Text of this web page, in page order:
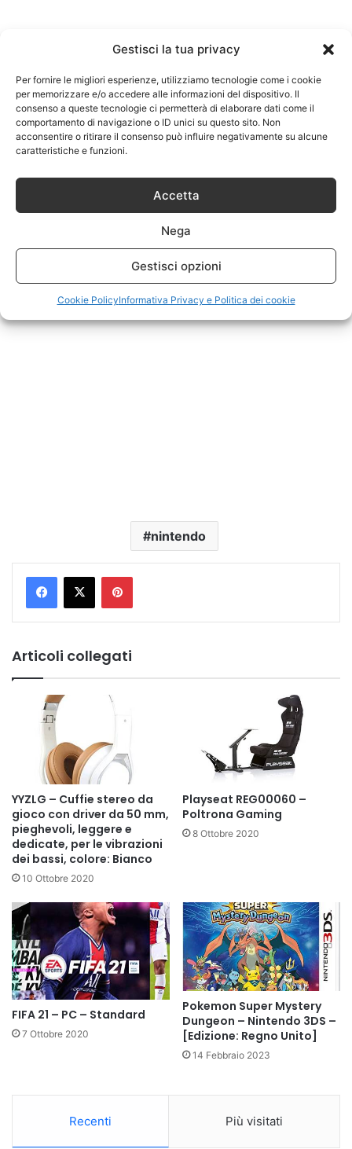
Gestisci la tua privacy
Per fornire le migliori esperienze, utilizziamo tecnologie come i cookie
per memorizzare e/o accedere alle informazioni del dispositivo. Il
consenso a queste tecnologie ci permetterà di elaborare dati come il
comportamento di navigazione o ID unici su questo sito. Non
acconsentire o ritirare il consenso può influire negativamente su alcune
caratteristiche e funzioni.
Accetta
Nega
Gestisci opzioni
Cookie PolicyInformativa Privacy e Politica dei cookie
nintendo
Pinterest
Articoli collegati
YYZLG – Cuffie stereo da
gioco con driver da 50 mm,
pieghevoli, leggere e
dedicate, per le vibrazioni
dei bassi, colore: Bianco
10 Ottobre 2020
Playseat REG00060 –
Poltrona Gaming
8 Ottobre 2020
FIFA 21 – PC – Standard
7 Ottobre 2020
Pokemon Super Mystery
Dungeon – Nintendo 3DS –
[Edizione: Regno Unito]
14 Febbraio 2023
Recenti Più visitati